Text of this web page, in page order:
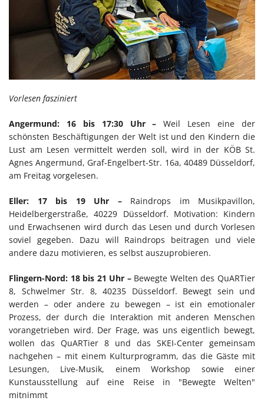
Vorlesen fasziniert
Angermund: 16 bis 17:30 Uhr – Weil Lesen eine der
schönsten Beschäftigungen der Welt ist und den Kindern die
Lust am Lesen vermittelt werden soll, wird in der KÖB St.
Agnes Angermund, Graf-Engelbert-Str. 16a, 40489 Düsseldorf,
am Freitag vorgelesen.
Eller: 17 bis 19 Uhr –Raindrops im Musikpavillon,
Heidelbergerstraße, 40229 Düsseldorf. Motivation: Kindern
und Erwachsenen wird durch das Lesen und durch Vorlesen
soviel gegeben. Dazu will Raindrops beitragen und viele
andere dazu motivieren, es selbst auszuprobieren.
Flingern-Nord: 18 bis 21 Uhr –Bewegte Welten des QuARTier
8, Schwelmer Str. 8, 40235 Düsseldorf. Bewegt sein und
werden – oder andere zu bewegen – ist ein emotionaler
Prozess, der durch die Interaktion mit anderen Menschen
vorangetrieben wird. Der Frage, was uns eigentlich bewegt,
wollen das QuARTier 8 und das SKEI-Center gemeinsam
nachgehen – mit einem Kulturprogramm, das die Gäste mit
Lesungen, Live-Musik, einem Workshop sowie einer
Kunstausstellung auf eine Reise in "Bewegte Welten"
mitnimmt